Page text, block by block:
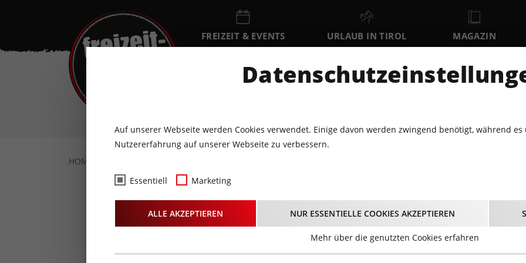
FREIZEIT & EVENTS URLAUB IN TIROL MAGAZIN
EVENTKALENDER
FR SA SO 10
HOME
Fotos- Midriff live@Hard
Innsbruck
Auf unserer Webseite werden Cookies verwendet. Einige davon werden zwingend benötigt, während
Nutzererfahrung auf unserer Webseite zu verbessern.
Essentiell Marketing
ALLE AKZEPTIEREN NUR ESSENTIELLE COOKIES AKZEPTIEREN
Mehr über die genutzten Cookies erfahren